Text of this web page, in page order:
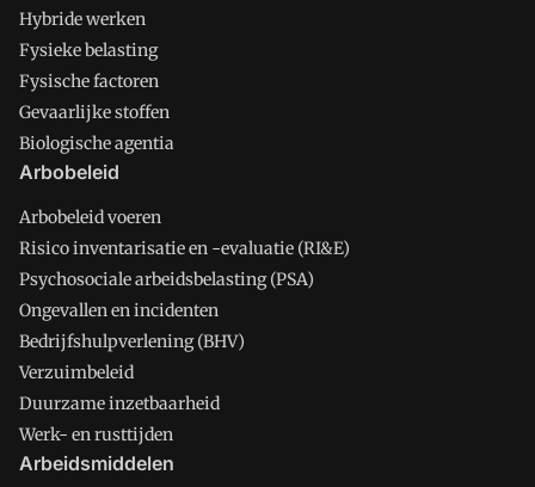
Hybride werken
Fysieke belasting
Fysische factoren
Gevaarlijke stoffen
Biologische agentia
Arbobeleid
Arbobeleid voeren
Risico inventarisatie en -evaluatie (RI&E)
Psychosociale arbeidsbelasting (PSA)
Ongevallen en incidenten
Bedrijfshulpverlening (BHV)
Verzuimbeleid
Duurzame inzetbaarheid
Werk- en rusttijden
Arbeidsmiddelen